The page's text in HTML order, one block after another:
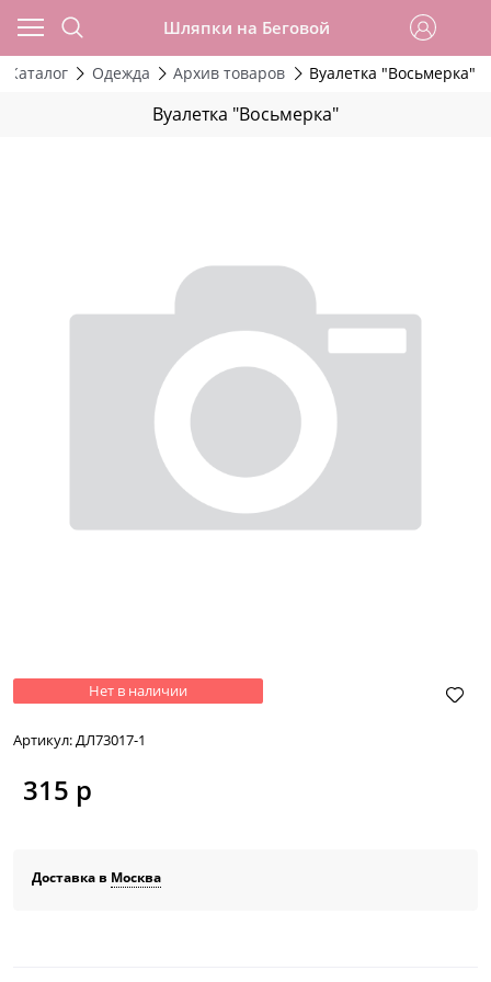
Шляпки на Беговой
Каталог Одежда Архив товаров Вуалетка "Восьмерка"
Вуалетка "Восьмерка"
Нет в наличии
Артикул:ДЛ73017-1
315 р
Доставка в Москва